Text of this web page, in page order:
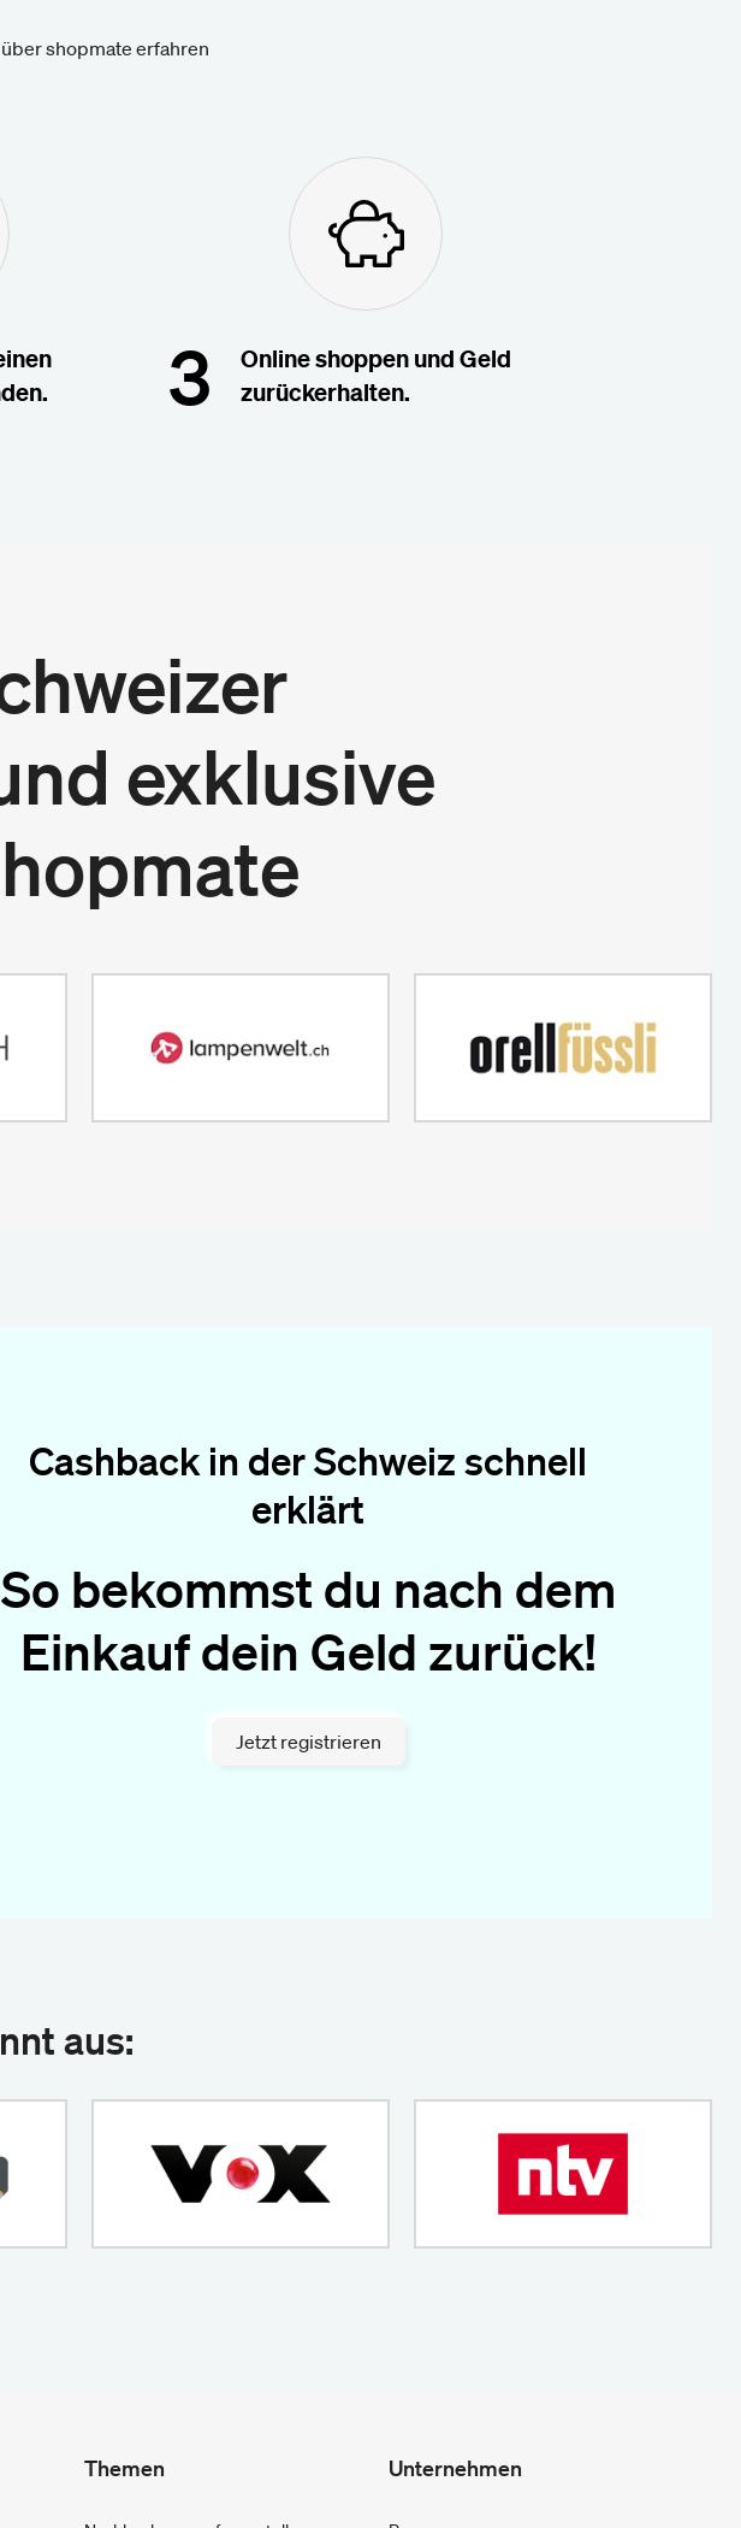
shopmate erfahren
3
Online shoppen und Geld
zurückerhalten.
exklusive
Cashback in der Schweiz schnell
erklärt
So bekommst du nach dem
Einkauf dein Geld zurück!
Jetzt registrieren
aus:
Themen Unternehmen